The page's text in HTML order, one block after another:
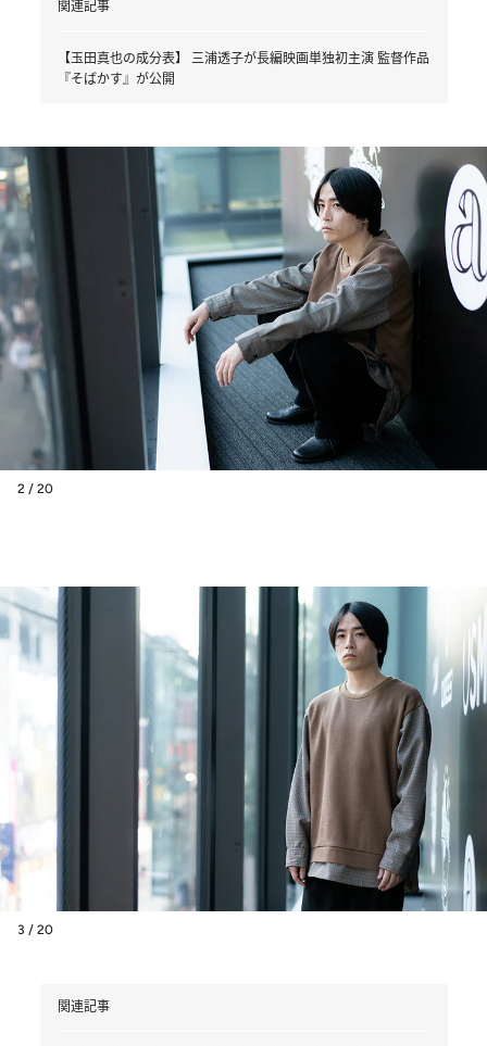
関連記事
【玉田真也の成分表】 三浦透子が長編映画単独初主演 監督作品
『そばかす』が公開
2 / 20
3 / 20
関連記事